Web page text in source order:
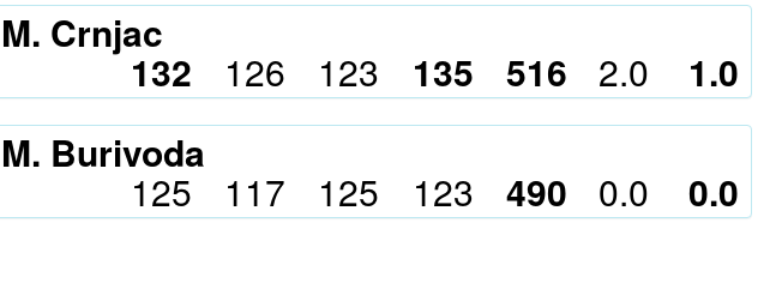
M. Crnjac
132 126 123 135 516 2.0 1.0
M. Burivoda
125 117 125 123 490 0.0 0.0